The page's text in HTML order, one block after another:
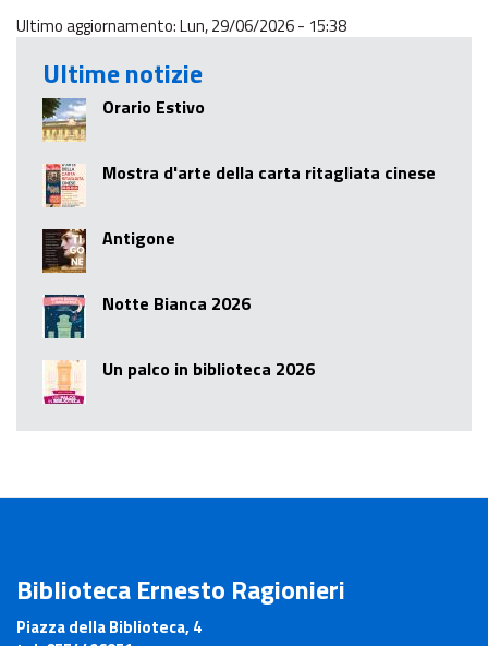
Ultimo aggiornamento: Lun, 29/06/2026 - 15:38
Ultime notizie
Orario Estivo
Mostra d'arte della carta ritagliata cinese
Antigone
Notte Bianca 2026
Un palco in biblioteca 2026
Biblioteca Ernesto Ragionieri
Piazza della Biblioteca, 4